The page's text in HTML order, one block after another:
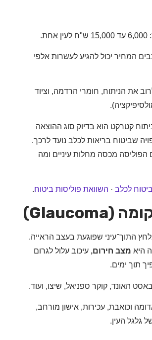
יכול להגיע לעשרות אלפי
חומרי הרדמה, וציוד
הוא בדיוק סוג ההוצאה
בריאות לכלב נועד לרכך.
מכסה מחלות עיניים ומה
· השוואת פוליסות ביטוח.
שפוגעת בעצב הראייה.
חירום,עיכוב עלול לגרום
קוקר ספניאל, שיצו, ועוד.
עכירות, אישון מורחב,